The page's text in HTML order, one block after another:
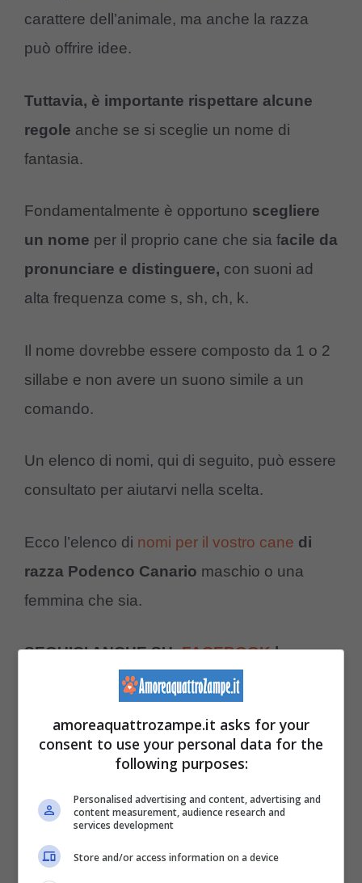
carattere dell’animale, ma anche la razza
può offrire idee.
Tuttavia, è importante rispettare alcune
regole anche se si sceglie un nome di
fantasia.
Fondamentalmente è opportuno scegliere
un nome per il proprio cane che sia facile da
pronunciare e distinguere, con suoni ad
alta frequenza come s, sh, ch, k.
Il nome dovrebbe essere composto da 1 o 2
sillabe e non avere un suono simile a un
comando.
Un elenco di nomi, qui di seguito, può essere
consultato per aiutarvi nella scelta.
Ecco l’elenco di nomi per il vostro cane di
razza Podenco Canario maschio o una
femmina che sia.
SEGUICI ANCHE SU:FACEBOOK|
INSTAGRAM|YOUTUBE
Nomi per il Podenco Canario femmina:
Annie
amoreaquattrozampe.it asks for your
consent to use your personal data for the
following purposes:
Personalised advertising and content, advertising and
content measurement, audience research and
services development
Store and/or access information on a device